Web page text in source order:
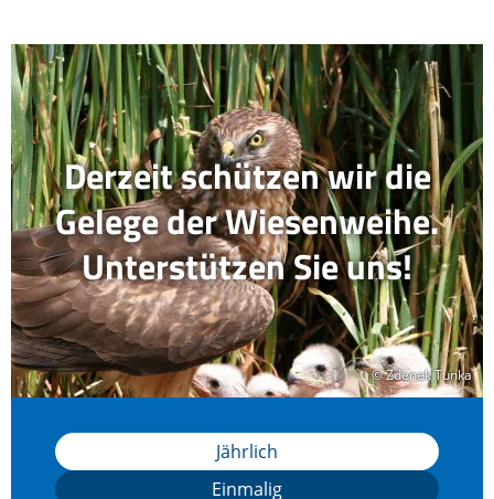
© Zdenek Tunka
© Zdenek Tunka
Derzeit schützen wir die
Gelege der Wiesenweihe.
Unterstützen Sie uns!
Jährlich
Einmalig